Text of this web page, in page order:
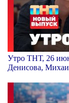
Утро ТНТ, 26
Денисова,